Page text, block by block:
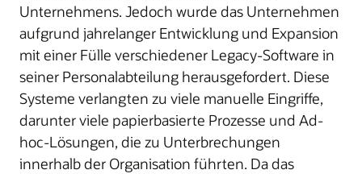
Unternehmens. Jedoch wurde das Unternehmen
aufgrund jahrelanger Entwicklung und Expansion
mit einer Fülle verschiedener Legacy-Software in
seiner Personalabteilung herausgefordert. Diese
Systeme verlangten zu viele manuelle Eingriffe,
darunter viele papierbasierte Prozesse und Ad-
hoc-Lösungen, die zu Unterbrechungen
innerhalb der Organisation führten. Da das